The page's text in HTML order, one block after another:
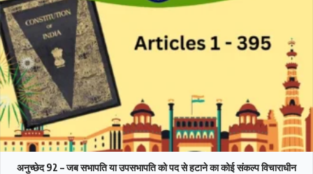
अनुच्छेद 92 – जब सभापति या उपसभापति को पद से हटाने का कोई संकल्प विचाराधीन